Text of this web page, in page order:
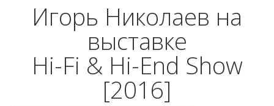
Игорь Николаев на
выставке
Hi-Fi & Hi-End Show
[2016]